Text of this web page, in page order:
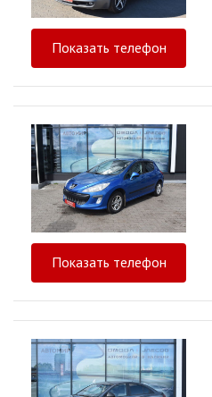
Показать телефон
Показать телефон